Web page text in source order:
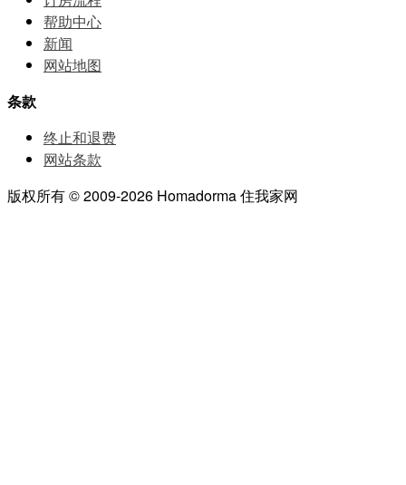
帮助中⼼
新闻
网站地图
条款
终止和退费
网站条款
版权所有 © 2009-2026 Homadorma 住我家网